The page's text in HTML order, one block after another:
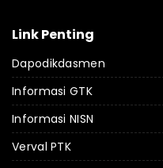
Link Penting
Dapodikdasmen
Informasi GTK
Informasi NISN
Verval PTK